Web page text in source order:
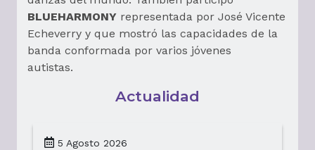
BLUEHARMONY representada por José Vicente
Echeverry y que mostró las capacidades de la
banda conformada por varios jóvenes
autistas.
Actualidad
5 Agosto 2026